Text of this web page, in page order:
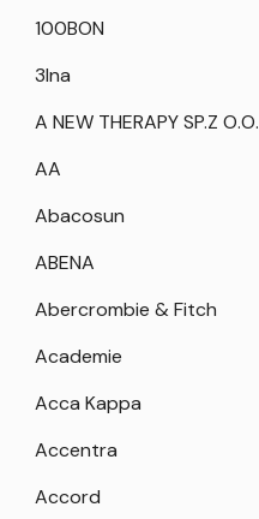
100BON
3Ina
A NEW THERAPY SP.Z O.O.
AA
Abacosun
ABENA
Abercrombie & Fitch
Academie
Acca Kappa
Accentra
Accord